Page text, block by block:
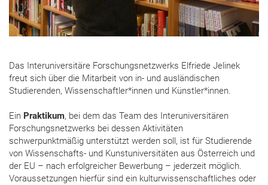
Das Interuniversitäre Forschungsnetzwerks Elfriede Jelinek
freut sich über die Mitarbeit von in- und ausländischen
Studierenden, Wissenschaftler*innen und Künstler*innen.
Ein Praktikum, bei dem das Team des Interuniversitären
Forschungsnetzwerks bei dessen Aktivitäten
schwerpunktmäßig unterstützt werden soll, ist für Studierende
von Wissenschafts- und Kunstuniversitäten aus Österreich und
der EU – nach erfolgreicher Bewerbung – jederzeit möglich.
Voraussetzungen hierfür sind ein kulturwissenschaftliches oder